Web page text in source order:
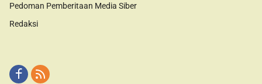
Pedoman Pemberitaan Media Siber
Redaksi